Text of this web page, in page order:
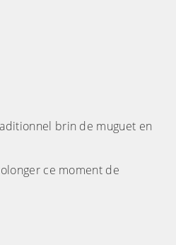
brin de muguet en
ce moment de